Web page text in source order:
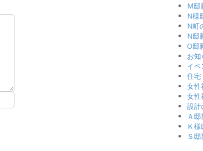
M邸
N様
N町
N邸
O邸
お知
イベ
住宅
女性
女性
設計
Ａ
Ｋ
Ｓ